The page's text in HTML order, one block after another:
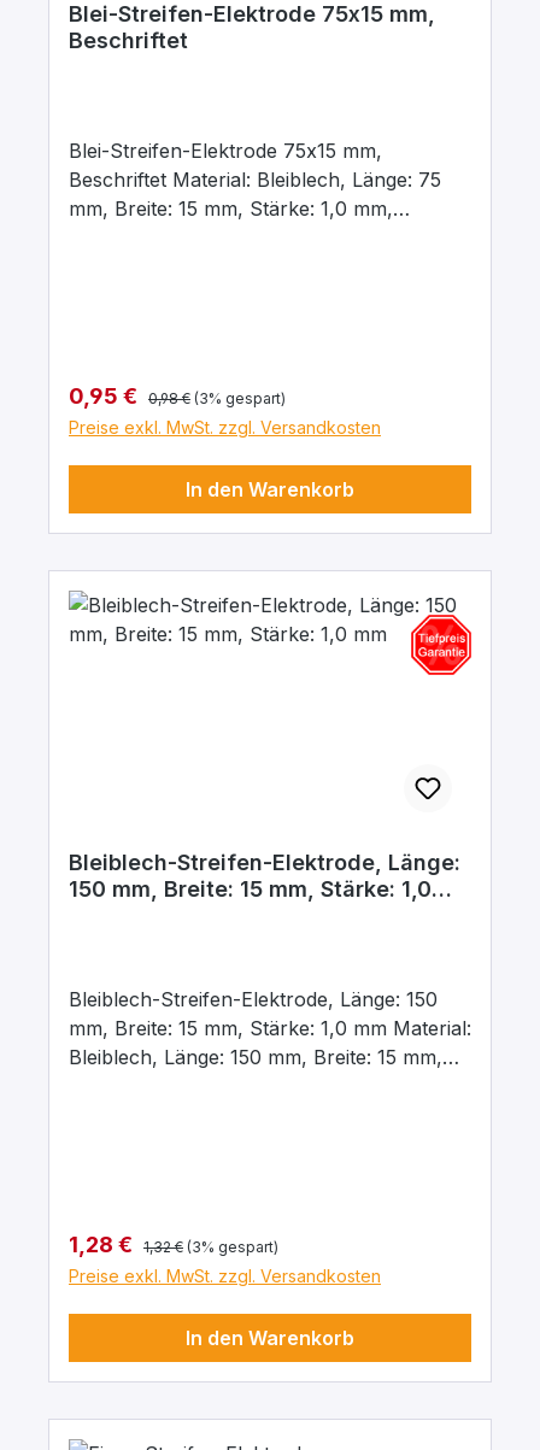
Blei-Streifen-Elektrode 75x15 mm,
Beschriftet
Blei-Streifen-Elektrode 75x15 mm,
Beschriftet Material: Bleiblech, Länge: 75
mm, Breite: 15 mm, Stärke: 1,0 mm,
Verkaufspreis:
0,95 € Regulärer Preis:
0,98 € (3% gespart)
Preise exkl. MwSt. zzgl. Versandkosten
In den Warenkorb
Bleiblech-Streifen-Elektrode, Länge:
150 mm, Breite: 15 mm, Stärke: 1,0
Bleiblech-Streifen-Elektrode, Länge: 150
mm, Breite: 15 mm, Stärke: 1,0 mm Material:
Bleiblech, Länge: 150 mm, Breite: 15 mm,
Verkaufspreis:
1,28 € Regulärer Preis:
1,32 € (3% gespart)
Preise exkl. MwSt. zzgl. Versandkosten
In den Warenkorb